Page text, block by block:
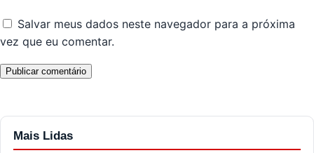
Salvar meus dados neste navegador para a próxima
vez que eu comentar.
Mais Lidas